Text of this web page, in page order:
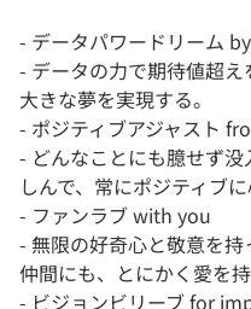
- データパワードリーム
- データの力で期待値超
大きな夢を実現する。
- ポジティブアジャスト
- どんなことにも臆せず
しんで、常にポジティブ
- ファンラブ with you
- 無限の好奇心と敬意を持
仲間にも、とにかく愛を持
- ビジョンビリーブ for